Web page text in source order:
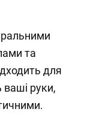
та
для
ваші руки,